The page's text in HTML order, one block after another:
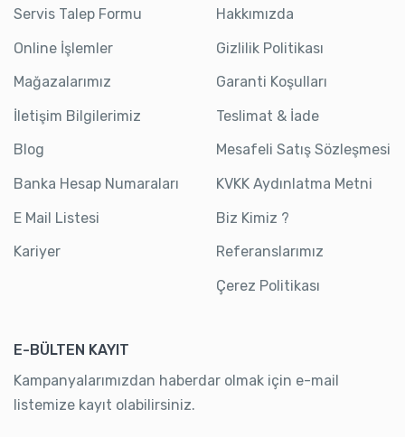
Servis Talep Formu
Online İşlemler
Mağazalarımız
İletişim Bilgilerimiz
Blog
Banka Hesap Numaraları
E Mail Listesi
Kariyer
Hakkımızda
Gizlilik Politikası
Garanti Koşulları
Teslimat & İade
Mesafeli Satış Sözleşmesi
KVKK Aydınlatma Metni
Biz Kimiz ?
Referanslarımız
Çerez Politikası
E-BÜLTEN KAYIT
Kampanyalarımızdan haberdar olmak için e-mail
listemize kayıt olabilirsiniz.